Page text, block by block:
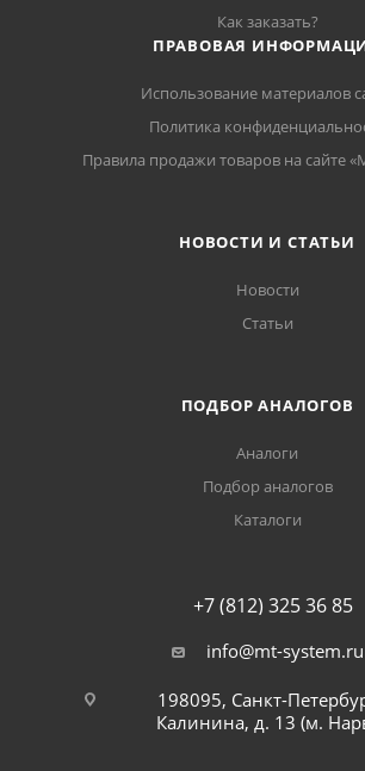
Как заказать?
ПРАВОВАЯ
Использование материалов
Политика
Правила продажи товаров на сайте
НОВОСТИ И СТАТЬИ
Новости
Статьи
ПОДБОР АНАЛОГОВ
Аналоги
Подбор аналогов
Каталоги
+7 (812) 325 36 85
info@mt-system.ru
198095, Санкт-
Калинина, д. 13 (м.